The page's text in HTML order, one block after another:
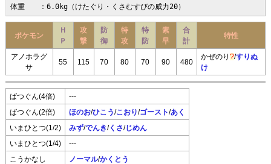
体重　　：6.0kg（けたぐり・くさむすびの威力20）
ポケモン
Ｈ
Ｐ
攻
撃
防
御
特
攻
特
防
素
早
合
計
特性
アノホラグ
サ
55 115 70 80 70 90 480
かぜのり ?/すりぬ
け
ばつぐん(4倍) ---
ばつぐん(2倍) ほのお/ひこう/こおり/ゴースト/あく
いまひとつ(1/2) みず/でんき/くさ/じめん
いまひとつ(1/4) ---
こうかなし ノーマル/かくとう